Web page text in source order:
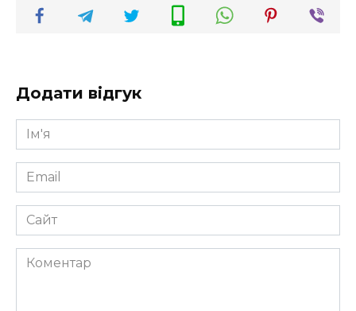
Додати відгук
Ім'я
*
Email
*
Сайт
Коментар